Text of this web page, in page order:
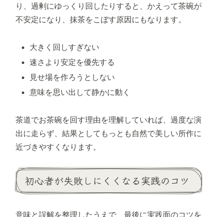
り、過剰にゆっくり回したりすると、かえって茶碗が
不安定になり、抹茶をこぼす原因にもなります。
大きく回しすぎない
速さより安定を優先する
見せ場を作ろうとしない
意味を思い出して静かに動く
茶道でお茶碗を回す理由を理解していれば、過度な演
出に走らず、結果としてもっとも自然で美しい所作に
近づきやすくなります。
初心者が失敗しにくくなる実践のコツ
意味と誤解を整理したうえで、最後に実践面のコツを